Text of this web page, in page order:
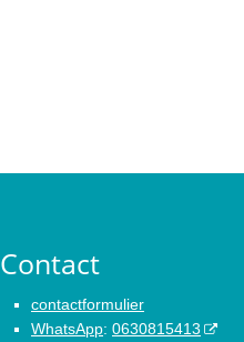
Contact
contactformulier
WhatsApp: 0630815413